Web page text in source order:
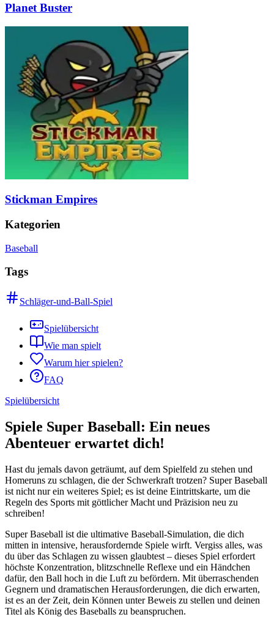
Planet Buster
Stickman Empires
Kategorien
Baseball
Tags
Schläger-und-Ball-Spiel
Spielübersicht
Wie man spielt
Warum hier spielen?
FAQ
Spielübersicht
Spiele Super Baseball: Ein neues
Abenteuer erwartet dich!
Hast du jemals davon geträumt, auf dem Spielfeld zu stehen und
Homeruns zu schlagen, die der Schwerkraft trotzen? Super Baseball
ist nicht nur ein weiteres Spiel; es ist deine Eintrittskarte, um die
Regeln des Sports mit göttlicher Macht und Präzision neu zu
schreiben!
Super Baseball ist die ultimative Baseball-Simulation, die dich
mitten in intensive, herausfordernde Spiele wirft. Vergiss alles, was
du über das Schlagen zu wissen glaubtest – dieses Spiel erfordert
höchste Konzentration, blitzschnelle Reflexe und ein Händchen
dafür, den Ball hoch in die Luft zu befördern. Mit überraschenden
Gegnern und dramatischen Herausforderungen, die dich erwarten,
ist es an der Zeit, dein Können unter Beweis zu stellen und deinen
Titel als König des Baseballs zu beanspruchen.